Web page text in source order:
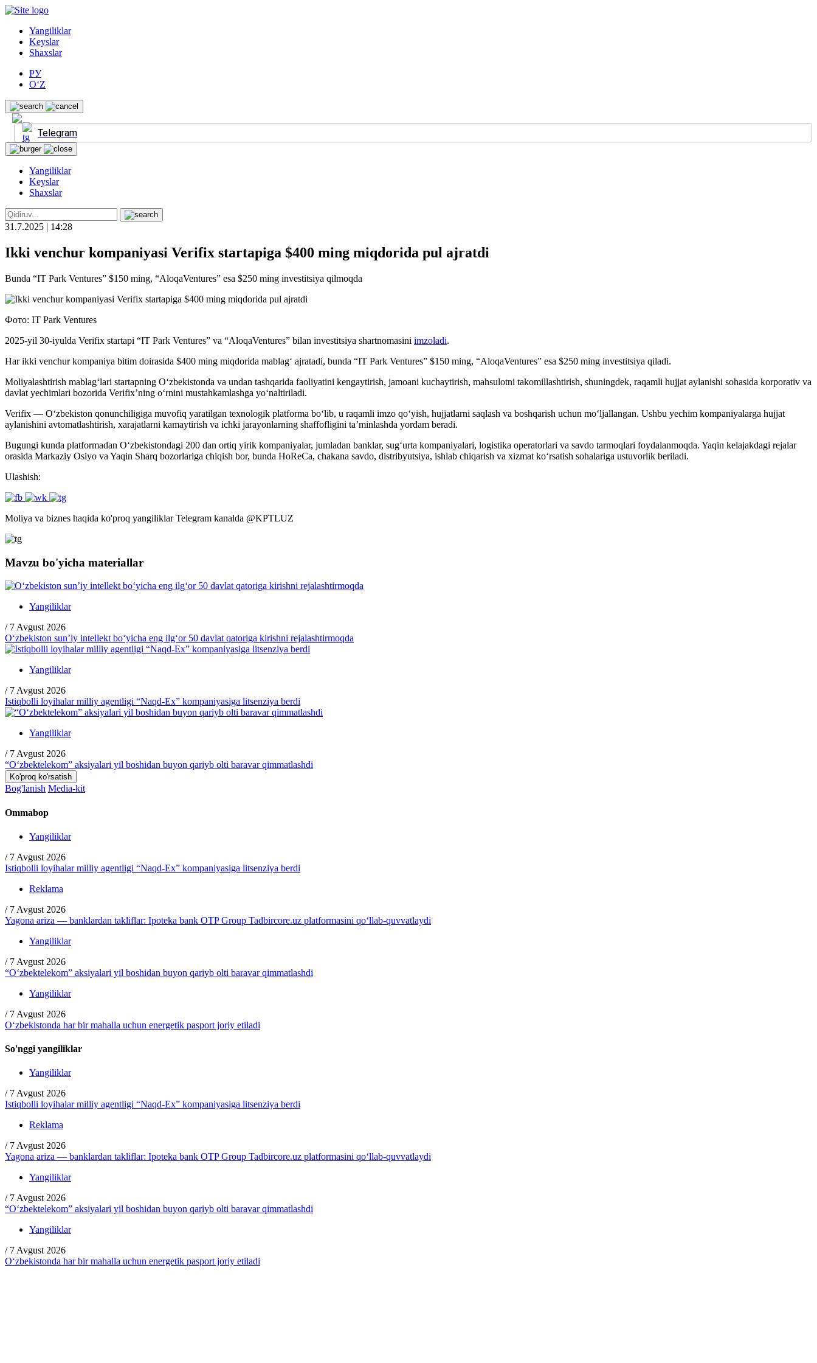
Yangiliklar
Keyslar
Shaxslar
РУ
O‘Z
Telegram
Yangiliklar
Keyslar
Shaxslar
31.7.2025 | 14:28
Ikki venchur kompaniyasi Verifix startapiga $400 ming miqdorida pul ajratdi
Bunda “IT Park Ventures” $150 ming, “AloqaVentures” esa $250 ming investitsiya qilmoqda
Фото: IT Park Ventures
2025-yil 30-iyulda Verifix startapi “IT Park Ventures” va “AloqaVentures” bilan investitsiya shartnomasini imzoladi.
Har ikki venchur kompaniya bitim doirasida $400 ming miqdorida mablag‘ ajratadi, bunda “IT Park Ventures” $150 ming, “AloqaVentures” esa $250 ming investitsiya qiladi.
Moliyalashtirish mablag‘lari startapning O‘zbekistonda va undan tashqarida faoliyatini kengaytirish, jamoani kuchaytirish, mahsulotni takomillashtirish, shuningdek, raqamli hujjat aylanishi sohasida korporativ va
davlat yechimlari bozorida Verifix’ning o‘rnini mustahkamlashga yo‘naltiriladi.
Verifix — O‘zbekiston qonunchiligiga muvofiq yaratilgan texnologik platforma bo‘lib, u raqamli imzo qo‘yish, hujjatlarni saqlash va boshqarish uchun mo‘ljallangan. Ushbu yechim kompaniyalarga hujjat
aylanishini avtomatlashtirish, xarajatlarni kamaytirish va ichki jarayonlarning shaffofligini ta’minlashda yordam beradi.
Bugungi kunda platformadan O‘zbekistondagi 200 dan ortiq yirik kompaniyalar, jumladan banklar, sug‘urta kompaniyalari, logistika operatorlari va savdo tarmoqlari foydalanmoqda. Yaqin kelajakdagi rejalar
orasida Markaziy Osiyo va Yaqin Sharq bozorlariga chiqish bor, bunda HoReCa, chakana savdo, distribyutsiya, ishlab chiqarish va xizmat ko‘rsatish sohalariga ustuvorlik beriladi.
Ulashish:
Moliya va biznes haqida ko'proq yangiliklar Telegram kanalda @KPTLUZ
Mavzu bo'yicha materiallar
Yangiliklar
/ 7 Avgust 2026
O‘zbekiston sun’iy intellekt bo‘yicha eng ilg‘or 50 davlat qatoriga kirishni rejalashtirmoqda
Yangiliklar
/ 7 Avgust 2026
Istiqbolli loyihalar milliy agentligi “Naqd-Ex” kompaniyasiga litsenziya berdi
Yangiliklar
/ 7 Avgust 2026
“O‘zbektelekom” aksiyalari yil boshidan buyon qariyb olti baravar qimmatlashdi
Ko'proq ko'rsatish
Bog'lanish Media-kit
Ommabop
Yangiliklar
/ 7 Avgust 2026
Istiqbolli loyihalar milliy agentligi “Naqd-Ex” kompaniyasiga litsenziya berdi
Reklama
/ 7 Avgust 2026
Yagona ariza — banklardan takliflar: Ipoteka bank OTP Group Tadbircore.uz platformasini qo‘llab-quvvatlaydi
Yangiliklar
/ 7 Avgust 2026
“O‘zbektelekom” aksiyalari yil boshidan buyon qariyb olti baravar qimmatlashdi
Yangiliklar
/ 7 Avgust 2026
O‘zbekistonda har bir mahalla uchun energetik pasport joriy etiladi
So'nggi yangiliklar
Yangiliklar
/ 7 Avgust 2026
Istiqbolli loyihalar milliy agentligi “Naqd-Ex” kompaniyasiga litsenziya berdi
Reklama
/ 7 Avgust 2026
Yagona ariza — banklardan takliflar: Ipoteka bank OTP Group Tadbircore.uz platformasini qo‘llab-quvvatlaydi
Yangiliklar
/ 7 Avgust 2026
“O‘zbektelekom” aksiyalari yil boshidan buyon qariyb olti baravar qimmatlashdi
Yangiliklar
/ 7 Avgust 2026
O‘zbekistonda har bir mahalla uchun energetik pasport joriy etiladi